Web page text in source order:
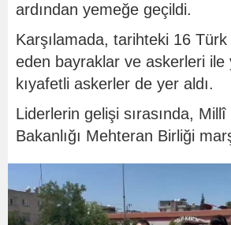
ardından yemeğe geçildi.
Karşılamada, tarihteki 16 Türk
eden bayraklar ve askerleri ile
kıyafetli askerler de yer aldı.
Liderlerin gelişi sırasında,
Bakanlığı Mehteran Birliği